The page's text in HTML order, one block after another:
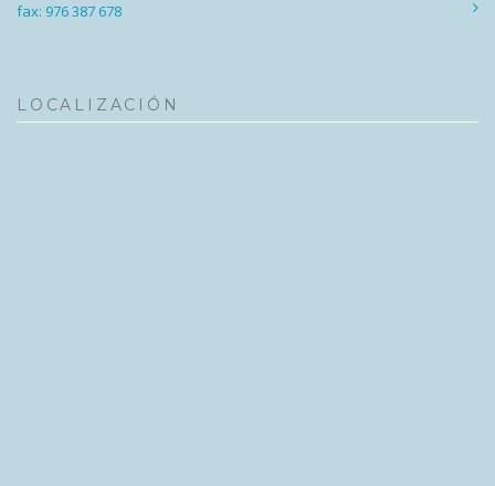
fax: 976 387 678
LOCALIZACIÓN